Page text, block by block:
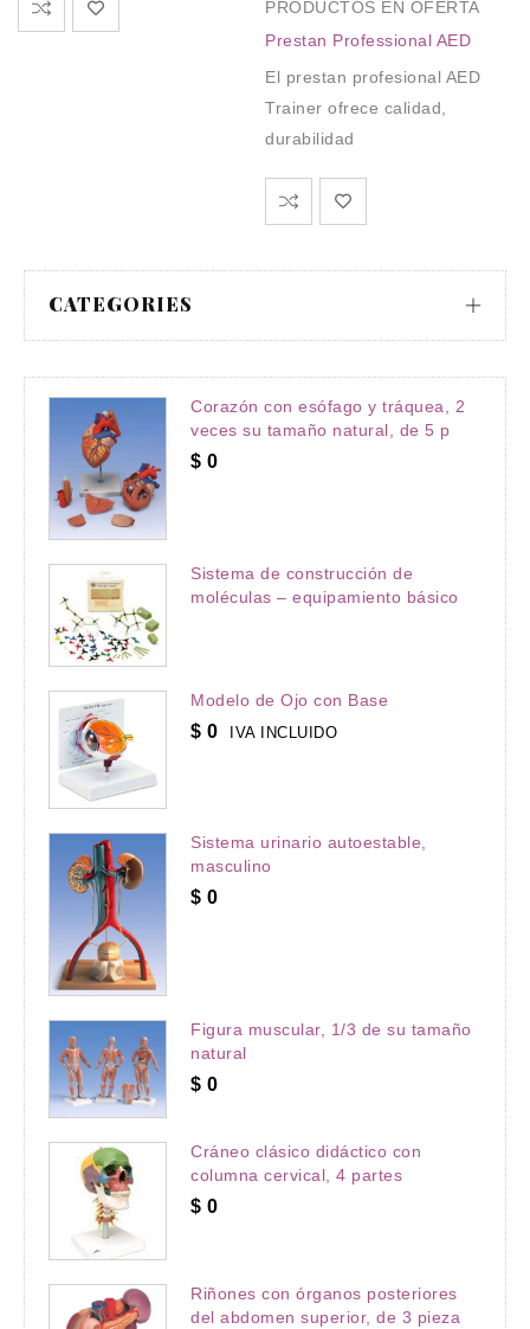
CATEGORIES
Corazón con esófago y tráquea, 2
veces su tamaño natural, de 5 p
$ 0
Sistema de construcción de
moléculas – equipamiento básico
Modelo de Ojo con Base
$ 0 IVA INCLUIDO
Sistema urinario autoestable,
masculino
$ 0
Figura muscular, 1/3 de su tamaño
natural
$ 0
Cráneo clásico didáctico con
columna cervical, 4 partes
$ 0
Riñones con órganos posteriores
del abdomen superior, de 3 pieza
PRODUCTOS EN OFERTA
Prestan Professional AED
El prestan profesional AED
Trainer ofrece calidad,
durabilidad